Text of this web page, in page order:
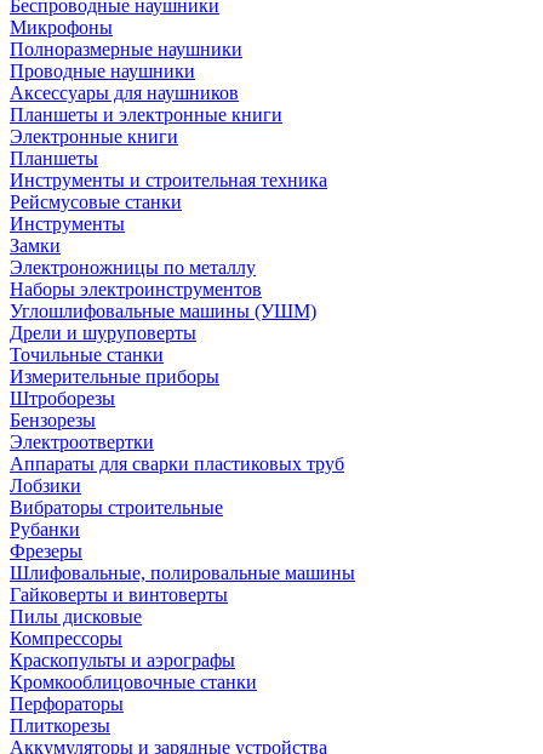
Беспроводные наушники
Микрофоны
Полноразмерные наушники
Проводные наушники
Аксессуары для наушников
Планшеты и электронные книги
Электронные книги
Планшеты
Инструменты и строительная техника
Рейсмусовые станки
Инструменты
Замки
Электроножницы по металлу
Наборы электроинструментов
Углошлифовальные машины (УШМ)
Дрели и шуруповерты
Точильные станки
Измерительные приборы
Штроборезы
Бензорезы
Электроотвертки
Аппараты для сварки пластиковых труб
Лобзики
Вибраторы строительные
Рубанки
Фрезеры
Шлифовальные, полировальные машины
Гайковерты и винтоверты
Пилы дисковые
Компрессоры
Краскопульты и аэрографы
Кромкооблицовочные станки
Перфораторы
Плиткорезы
Аккумуляторы и зарядные устройства